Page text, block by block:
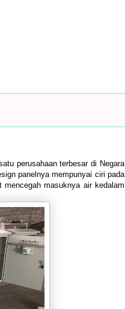
perusahaan terbesar di Negara
panelnya mempunyai ciri pada
masuknya air kedalam